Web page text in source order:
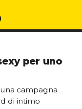
per uno
campagna
di intimo